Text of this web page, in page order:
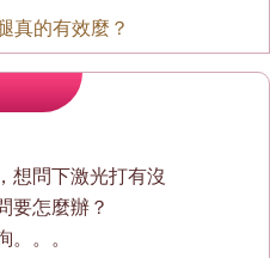
真的有效麼？
想問下激光打有沒
要怎麼辦？
。。。